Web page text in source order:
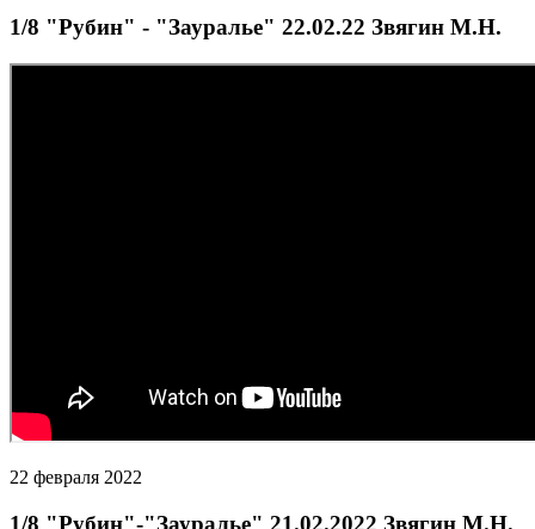
1/8 "Рубин" - "Зауралье" 22.02.22 Звягин М.Н.
22 февраля 2022
1/8 "Рубин"-"Зауралье" 21.02.2022 Звягин М.Н.